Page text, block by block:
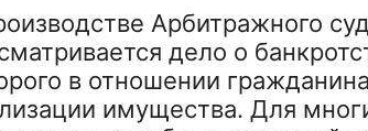
Арбитражного
дело о
в отношении
имущества. Для